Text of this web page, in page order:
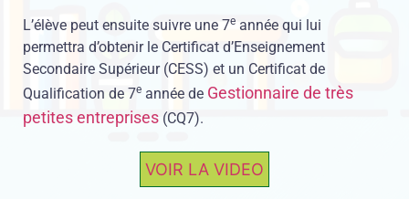
L’élève peut ensuite suivre une 7e année qui lui
permettra d’obtenir le Certificat d’Enseignement
Secondaire Supérieur (CESS) et un Certificat de
Qualification de 7e année de Gestionnaire de très
petites entreprises (CQ7).
VOIR LA VIDEO